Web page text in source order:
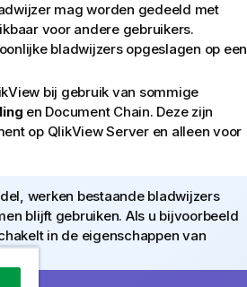
mag worden gedeeld met
voor andere gebruikers.
bladwijzers opgeslagen op een
bij gebruik van sommige
en Document Chain. Deze zijn
op QlikView Server en alleen voor
werken bestaande bladwijzers
blijft gebruiken. Als u bijvoorbeeld
in de eigenschappen van